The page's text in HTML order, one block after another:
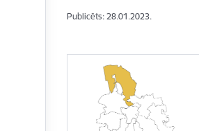
Publicēts: 28.01.2023.